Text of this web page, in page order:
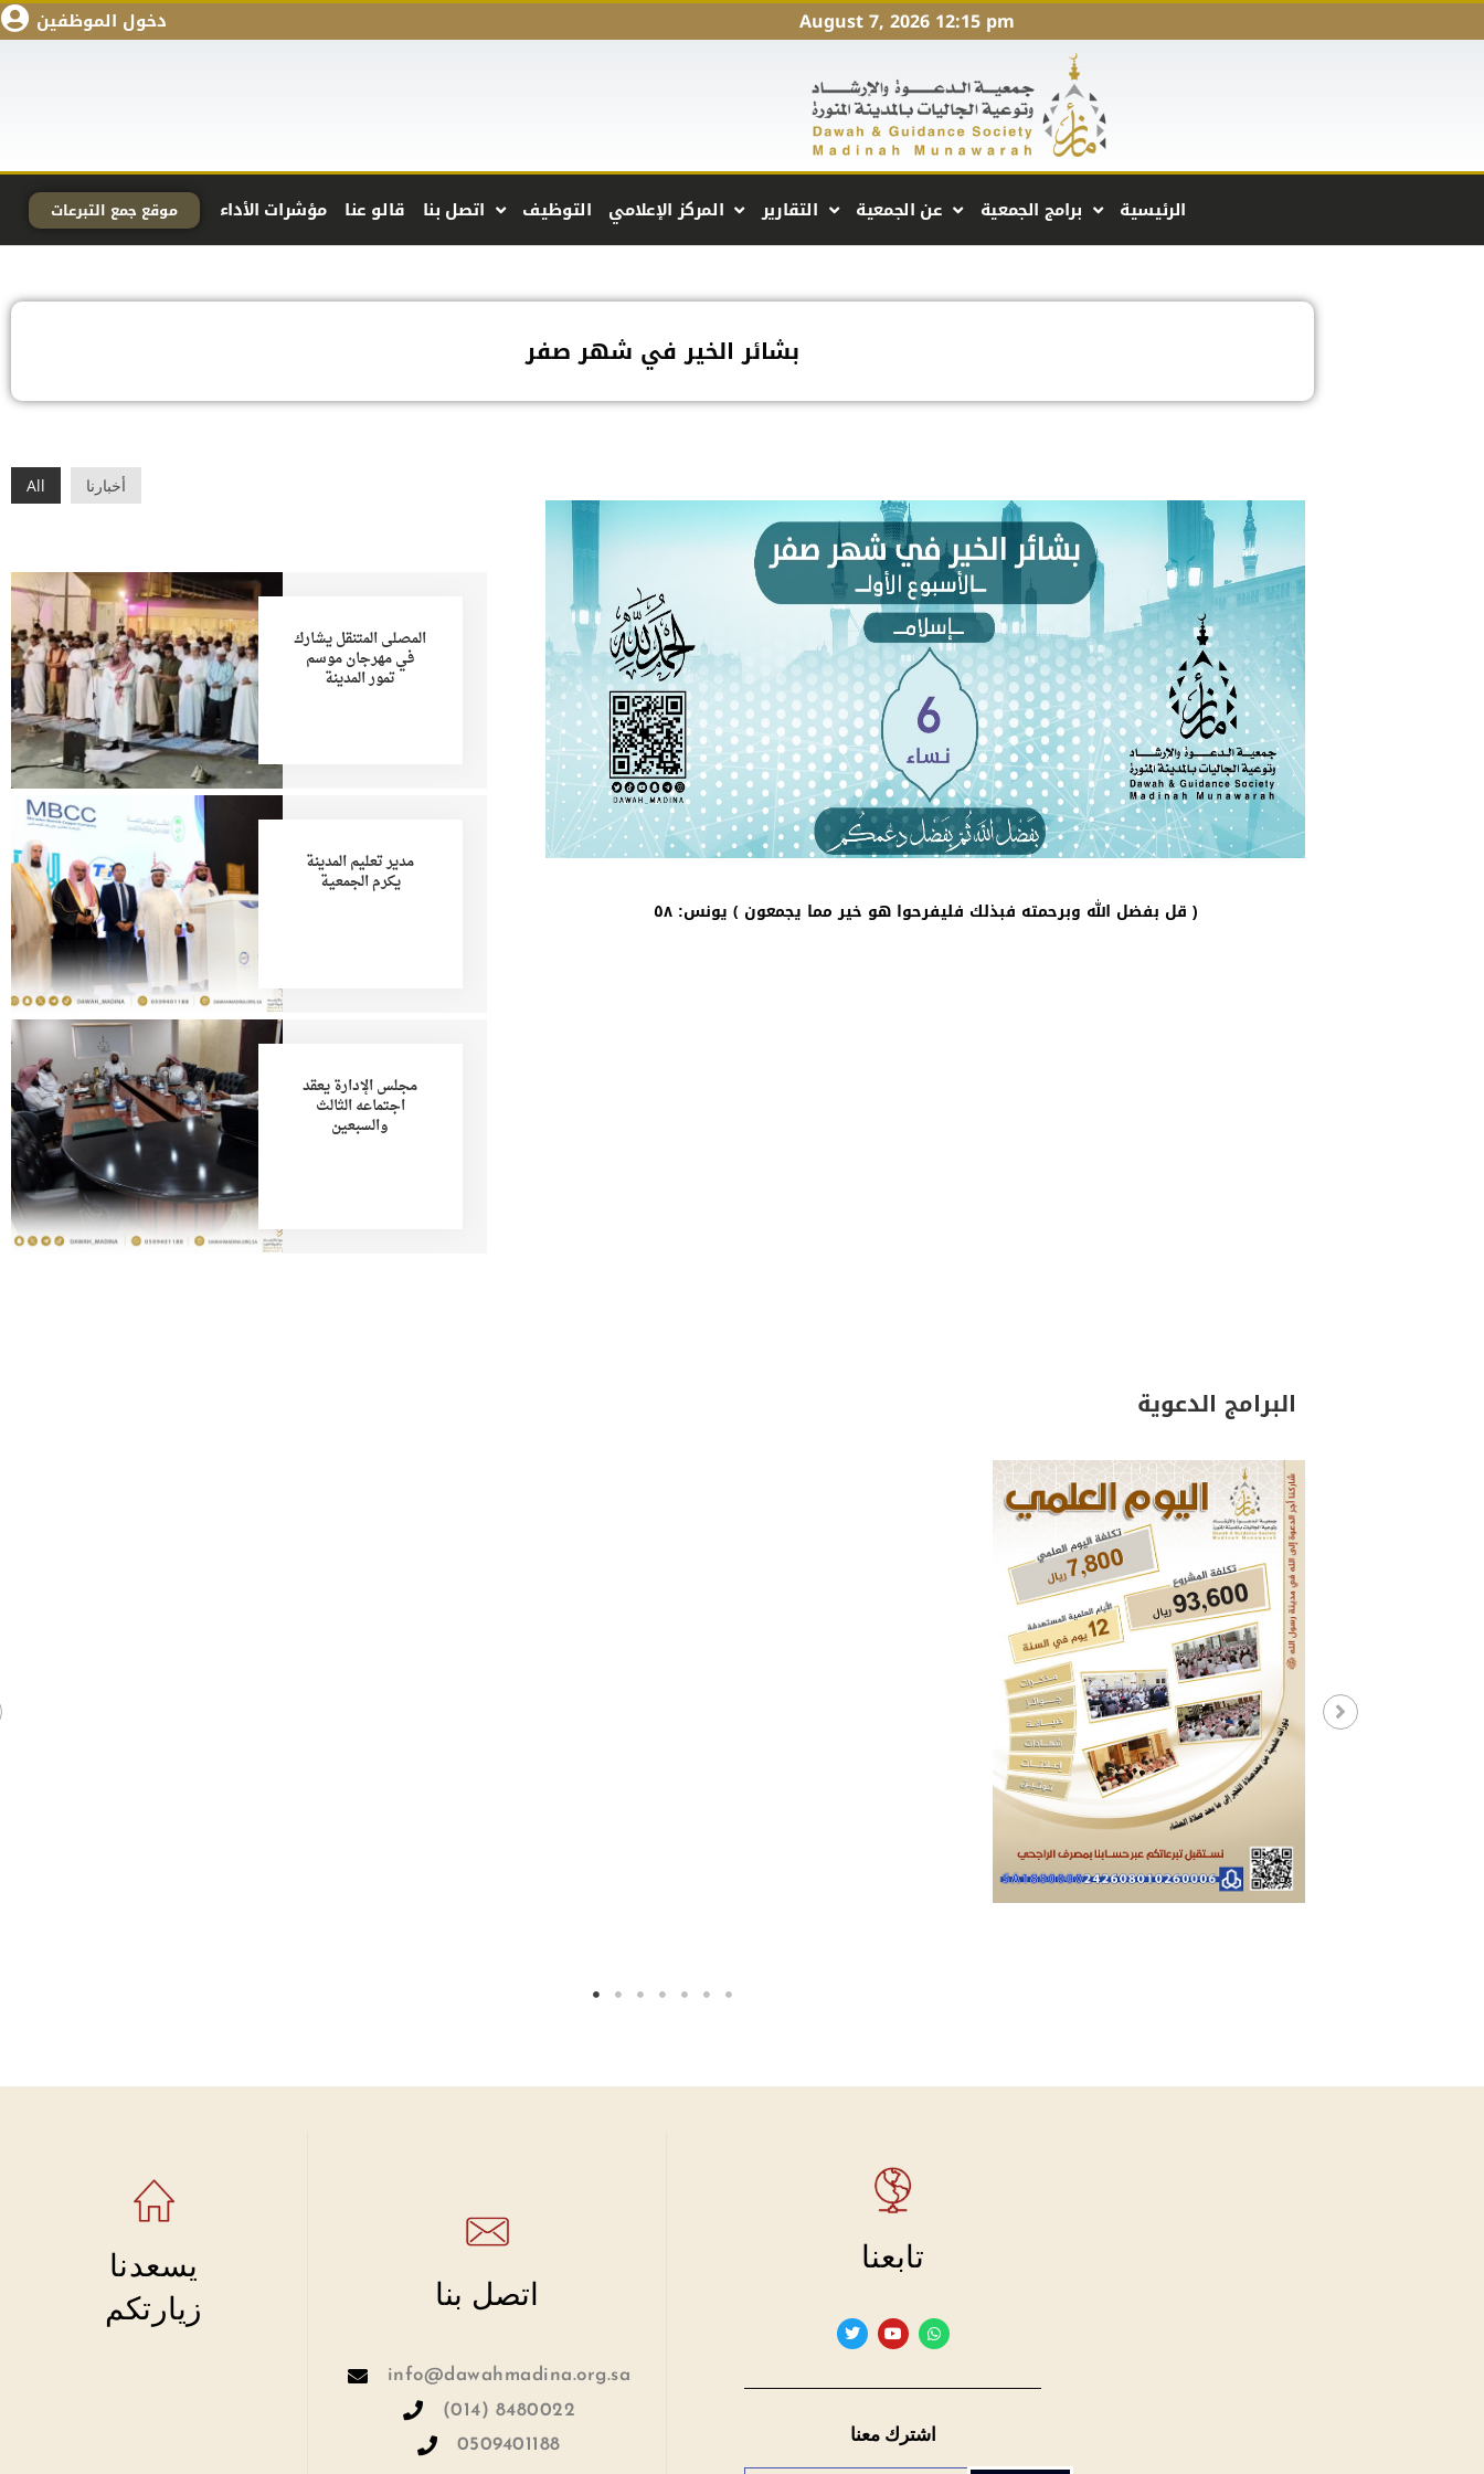
دخول الموظفين August 7, 2026 12:15 pm
موقع جمع التبرعات مؤشرات الأداء قالو عنا اتصل بنا التوظيف المركز الإعلامي التقارير عن الجمعية برامج الجمعية الرئيسية
بشائر الخير في شهر صفر
All أخبارنا
المصلى المتنقل يشارك
في مهرجان موسم
تمور المدينة
مدير تعليم المدينة
يكرم الجمعية
مجلس الإدارة يعقد
اجتماعه الثالث
والسبعين
قل بفضل الله وبرحمته فبذلك فليفرحوا هو خير مما يجمعون ﴾ يونس: ٥٨ )
البرامج الدعوية
يسعدنا
زيارتكم
اتصل بنا
info@dawahmadina.org.sa
(014) 8480022
0509401188
تابعنا
اشترك معنا